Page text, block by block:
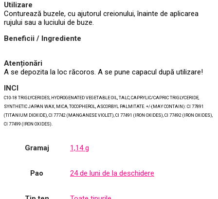
Utilizare
Conturează buzele, cu ajutorul creionului, înainte de aplicarea
rujului sau a luciului de buze.
Beneficii / Ingrediente
Atenționări
A se depozita la loc răcoros. A se pune capacul după utilizare!
INCI
C10-18 TRIGLYCERIDES, HYDROGENATED VEGETABLE OIL, TALC, CAPRYLIC/CAPRIC TRIGLYCERIDE,
SYNTHETIC JAPAN WAX, MICA, TOCOPHEROL, ASCORBYL PALMITATE. +/-(MAY CONTAIN): CI 77891
(TITANIUM DIOXIDE), CI 77742 (MANGANESE VIOLET), CI 77491 (IRON OXIDES), CI 77492 (IRON OXIDES),
CI 77499 (IRON OXIDES).
Gramaj 1,14 g
Pao 24 de luni de la deschidere